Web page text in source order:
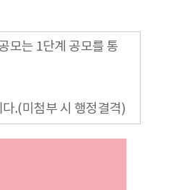
모는 1단계 공모를 통
.(미첨부 시 행정결격)